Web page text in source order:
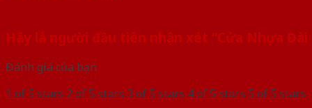
Hãy là người đầu tiên nhận xét “Cửa Nhựa Đài
Đánh giá của bạn
1 of 5 stars 2 of 5 stars 3 of 5 stars 4 of 5 stars 5 of 5 stars